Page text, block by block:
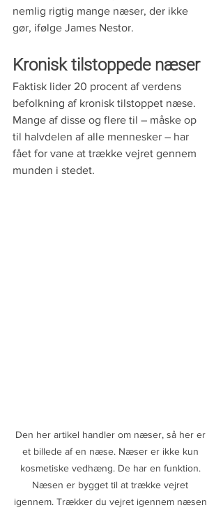
nemlig rigtig mange næser, der ikke
gør, ifølge James Nestor.
Kronisk tilstoppede næser
Faktisk lider 20 procent af verdens
befolkning af kronisk tilstoppet næse.
Mange af disse og flere til – måske op
til halvdelen af alle mennesker – har
fået for vane at trække vejret gennem
munden i stedet.
Den her artikel handler om næser, så her er
et billede af en næse. Næser er ikke kun
kosmetiske vedhæng. De har en funktion.
Næsen er bygget til at trække vejret
igennem. Trækker du vejret igennem næsen